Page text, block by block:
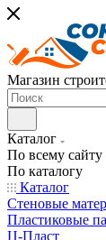
Магазин
Каталог
По всему сайту
По каталогу
Каталог
Стеновые
Пластиковые
Ц-Пласт